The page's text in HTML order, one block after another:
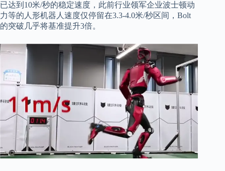
已达到10米/秒的稳定速度，此前行业领军企业波士顿动
力等的人形机器人速度仅停留在3.3-4.0米/秒区间，Bolt
的突破几乎将基准提升3倍。